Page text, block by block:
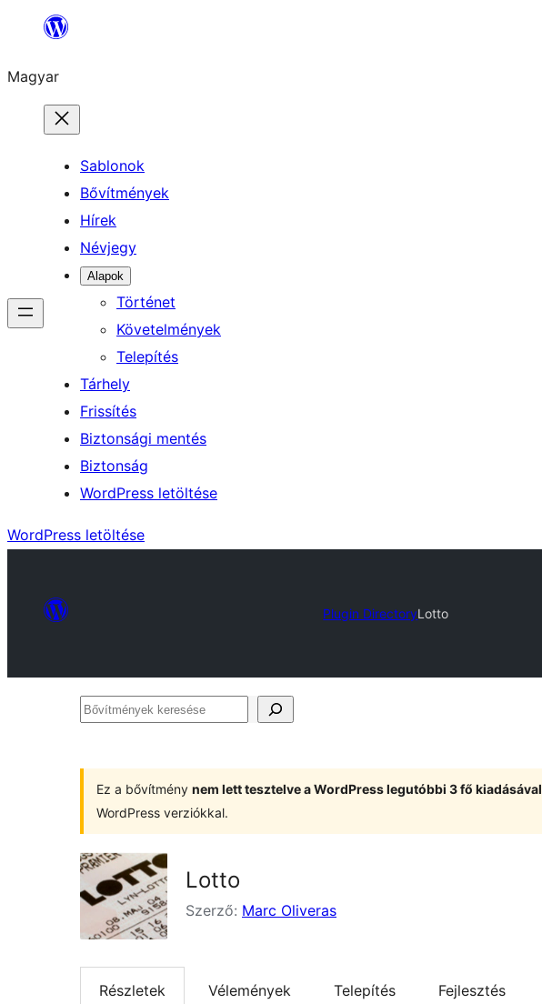
Ugrás
tartalomhoz
Magyar
Sablonok
Bővítmények
Hírek
Névjegy
Alapok
Történet
Követelmények
Telepítés
Tárhely
Frissítés
Biztonsági mentés
Biztonság
WordPress letöltése
WordPress letöltése
Plugin DirectoryLotto
Bővítmények
Ez a bővítmény nem lett tesztelve a WordPress legutóbbi 3 fő kiadásával
WordPress verziókkal.
Lotto
Szerző: Marc Oliveras
Részletek Vélemények Telepítés Fejlesztés